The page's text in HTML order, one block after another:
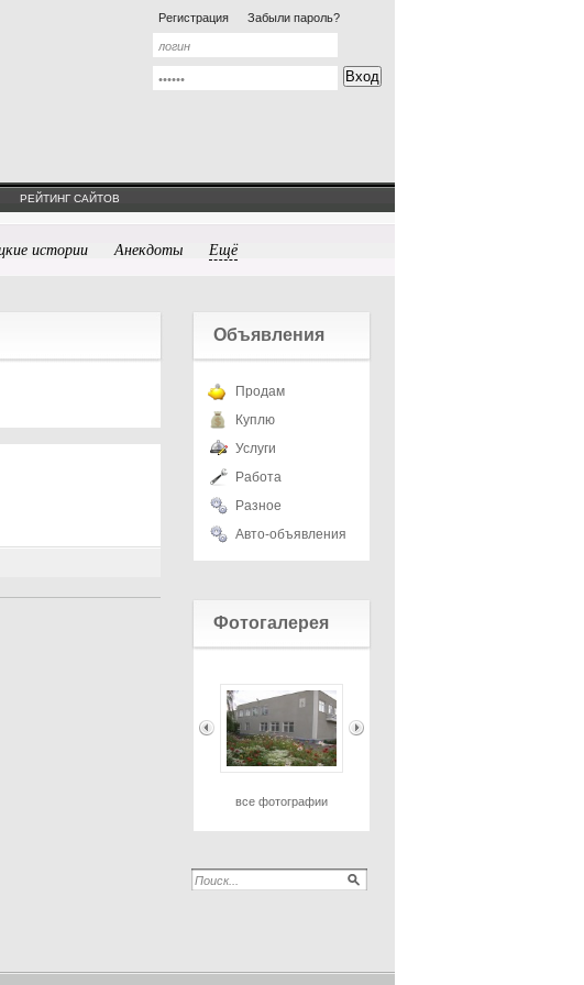
Регистрация Забыли пароль?
РЕЙТИНГ САЙТОВ
истории Анекдоты Ещё
Объявления
Продам
Куплю
Услуги
Работа
Разное
Авто-объявления
Фотогалерея
все фотографии